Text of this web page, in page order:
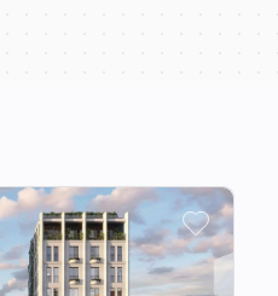
и ресторан, детские
детские